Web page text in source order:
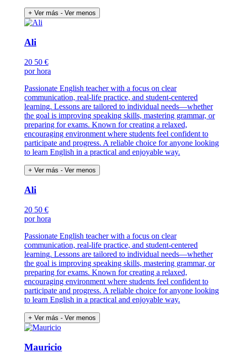
+ Ver más - Ver menos
Ali
20 50 €
por hora
Passionate English teacher with a focus on clear
communication, real-life practice, and student-centered
learning. Lessons are tailored to individual needs—whether
the goal is improving speaking skills, mastering grammar, or
preparing for exams. Known for creating a relaxed,
encouraging environment where students feel confident to
participate and progress. A reliable choice for anyone looking
to learn English in a practical and enjoyable way.
+ Ver más - Ver menos
Ali
20 50 €
por hora
Passionate English teacher with a focus on clear
communication, real-life practice, and student-centered
learning. Lessons are tailored to individual needs—whether
the goal is improving speaking skills, mastering grammar, or
preparing for exams. Known for creating a relaxed,
encouraging environment where students feel confident to
participate and progress. A reliable choice for anyone looking
to learn English in a practical and enjoyable way.
+ Ver más - Ver menos
Mauricio